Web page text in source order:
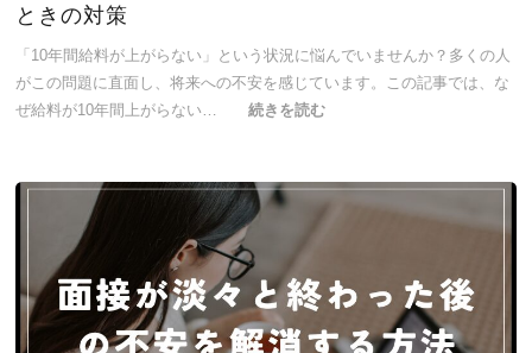
ときの対策
「10年間給料が上がらない」という状況に悩んでいませんか？多くの人
がこの問題に直面し、将来への不安を感じています。この記事では、な
ぜ給料が10年間上がらない… 続きを読む